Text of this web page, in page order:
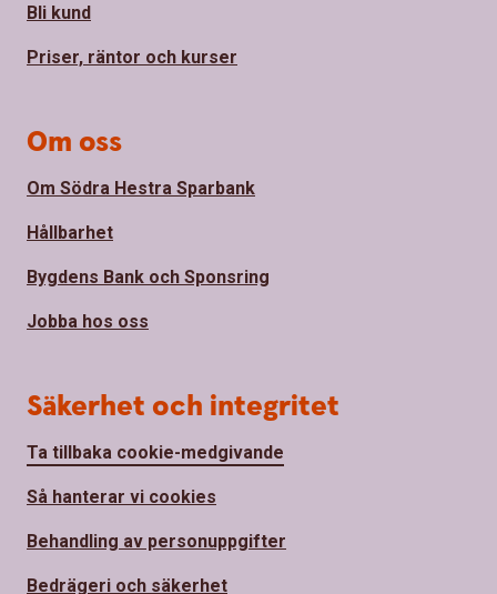
Bli kund
Priser, räntor och kurser
Om oss
Om Södra Hestra Sparbank
Hållbarhet
Bygdens Bank och Sponsring
Jobba hos oss
Säkerhet och integritet
Ta tillbaka cookie-medgivande
Så hanterar vi cookies
Behandling av personuppgifter
Bedrägeri och säkerhet